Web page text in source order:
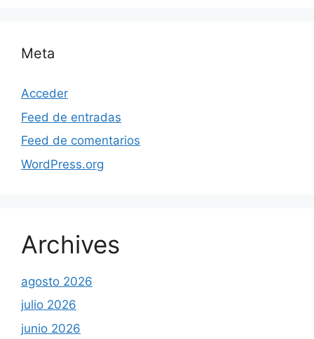
Meta
Acceder
Feed de entradas
Feed de comentarios
WordPress.org
Archives
agosto 2026
julio 2026
junio 2026